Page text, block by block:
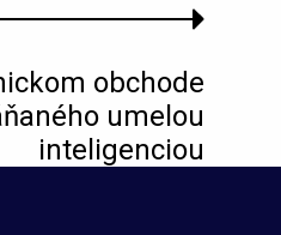
obchode
umelou
inteligenciou